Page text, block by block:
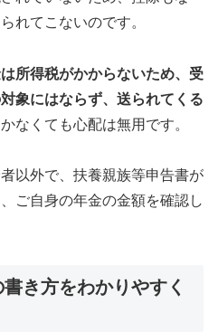
れてこないのです。
所得税がかからないため、受
象にはならず、送られてくる
なくても心配は無用です。
以外で、扶養親族等申告書が
ご自身の年金の金額を確認し
き方をわかりやすく